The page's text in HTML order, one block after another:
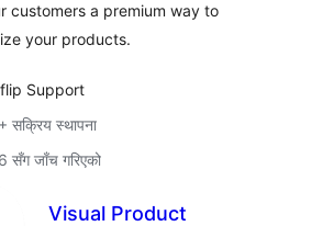
customers a premium way to
your products.
Support
सक्रिय स्थापना
सँग जाँच गरिएको
Visual Product